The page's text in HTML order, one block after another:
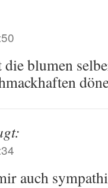
blumen
auch